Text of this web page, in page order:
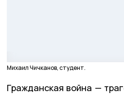
Михаил Чичканов, студент.
Гражданская война —